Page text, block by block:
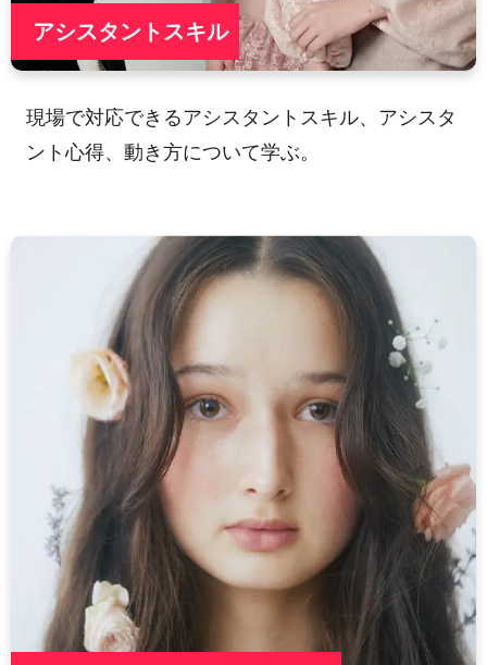
アシスタントスキル
現場で対応できるアシスタントスキル、アシスタ
ント心得、動き方について学ぶ。